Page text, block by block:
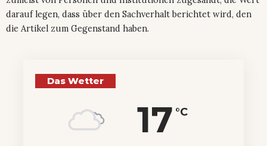
darauf legen, dass über den Sachverhalt berichtet wird, den
die Artikel zum Gegenstand haben.
Das Wetter
17 °C